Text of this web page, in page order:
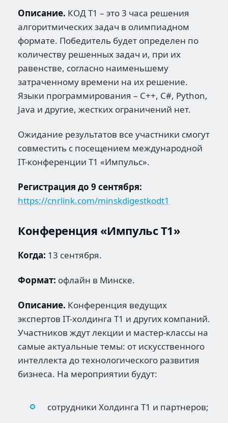
Описание. КОД Т1 – это 3 часа решения
алгоритмических задач в олимпиадном
формате. Победитель будет определен по
количеству решенных задач и, при их
равенстве, согласно наименьшему
затраченному времени на их решение.
Языки программирования – С++, С#, Python,
Java и другие, жестких ограничений нет.
Ожидание результатов все участники смогут
совместить с посещением международной
IT-конференции Т1 «Импульс».
Регистрация до 9 сентября:
https://cnrlink.com/minskdigestkodt1
Конференция «Импульс Т1»
Когда: 13 сентября.
Формат: офлайн в Минске.
Описание. Конференция ведущих
экспертов IT-холдинга Т1 и других компаний.
Участников ждут лекции и мастер-классы на
самые актуальные темы: от искусственного
интеллекта до технологического развития
бизнеса. На мероприятии будут:
сотрудники Холдинга Т1 и партнеров;